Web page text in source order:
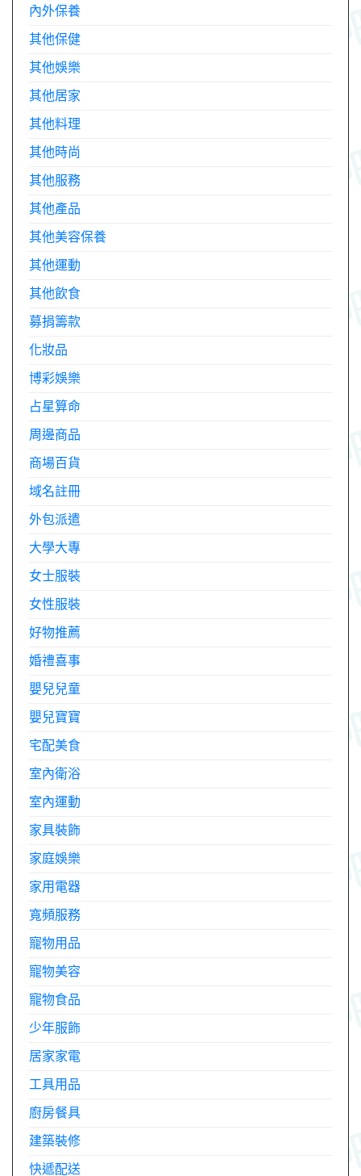
內外保養
其他保健
其他娛樂
其他居家
其他料理
其他時尚
其他服務
其他產品
其他美容保養
其他運動
其他飲食
募捐籌款
化妝品
博彩娛樂
占星算命
周邊商品
商場百貨
域名註冊
外包派遣
大學大專
女士服裝
女性服裝
好物推薦
婚禮喜事
嬰兒兒童
嬰兒寶寶
宅配美食
室內衛浴
室內運動
家具裝飾
家庭娛樂
家用電器
寬頻服務
寵物用品
寵物美容
寵物食品
少年服飾
居家家電
工具用品
廚房餐具
建築裝修
快遞配送